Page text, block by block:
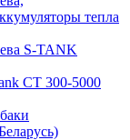
тепла
S-TANK
СТ 300-5000